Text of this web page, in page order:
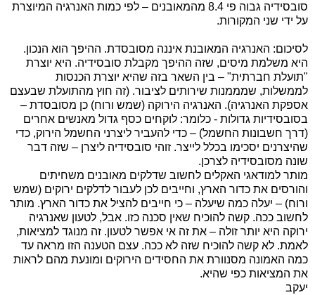
סובסידיה גבוה פי 8.4 מהמאובנים – לפי כמות האנרגיה המיוצרת
על ידי שני המקורות.
לסיכום: האנרגיה המאובנת איננה מסובסדת. ההיפך הוא הנכון.
היא משלמת מיסים, שזה ההיפך מקבלת סובסידיה. היא יוצרת
"תועלת חברתית" – בין השאר בזה שהיא יוצרת הכנסות
לממשלות, שמממנות שירותים לציבור. (זה חוץ מהתועלת שבעצם
אספקת האנרגיה). האנרגיה הירוקה (שמש ורוח) כן מסובסדת –
בסובסידיות גדולות - כלומר: לוקחים כסף גדול מאנשים אחרים
(דרך חשבונות החשמל) – כדי להעביר ליצרני החשמל הירוק, כדי
שהיצרנים יסכימו בכלל לייצר. זוהי סובסידיה ליצרן – שזה דבר
שונה מסובסידיה לצרכן.
מותר למודאגי האקלים לחשוב שדלקים מאובנים משחיתים
והורסים את כדור הארץ, וחייבים לכן לעבור לדלקים ירוקים (שמש
ורוח) – יעלה כמה שיעלה – כי חייבים להציל את כדור הארץ. מותר
לחשוב ככה. קשה להוכיח שאין סכנה כזו. אבל, לטעון שאנרגיה
ירוקה היא יותר זולה – את זה אי אפשר לטעון. זה מנוגד למציאות,
לאמת. לא קשה להוכיח שזה לא ככה. עצם הטענה הזו מראה עד
כמה האמונה מסנוורת את החסידים הירוקים ומונעת מהם לראות
את המציאות כפי שהיא.
יעקב